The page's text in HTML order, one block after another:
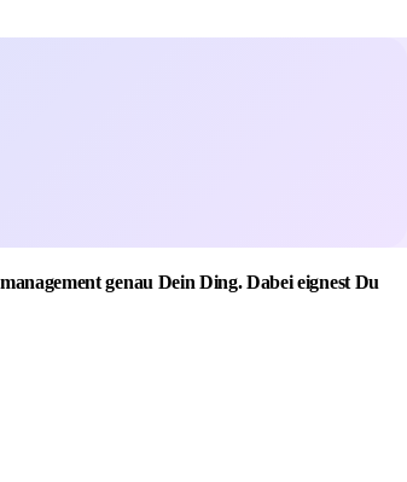
genau Dein Ding. Dabei eignest Du